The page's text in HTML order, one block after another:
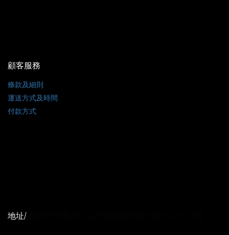
顧客服務
條款及細則
運送方式及時間
付款方式
地址/